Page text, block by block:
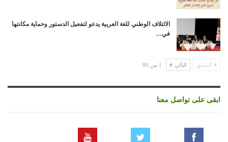
الائتلاف الوطني للغة العربية يدعو لتفعيل الدستور وحماية مكانتها
في…
السابق التالي 1 من 80
ابقى على تواصل معنا